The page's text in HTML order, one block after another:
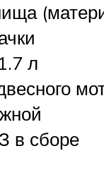
л
в сборе